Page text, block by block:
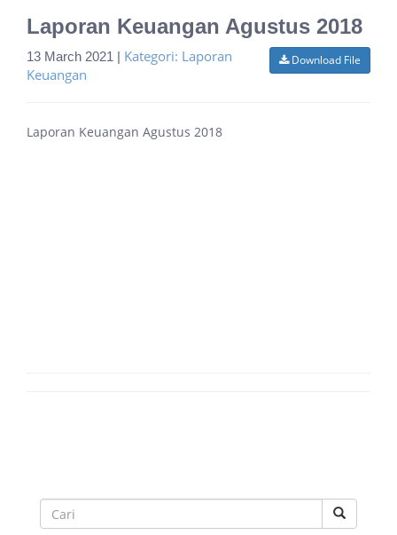
Laporan Keuangan Agustus 2018
Download File
13 March 2021 | Kategori: Laporan
Keuangan
Laporan Keuangan Agustus 2018